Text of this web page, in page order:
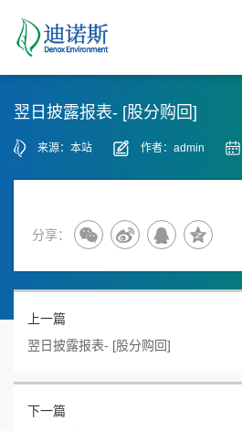
翌日披露报表- [股分购回]
来源：本站 作者：admin
分享：
上一篇
翌日披露报表- [股分购回]
下一篇